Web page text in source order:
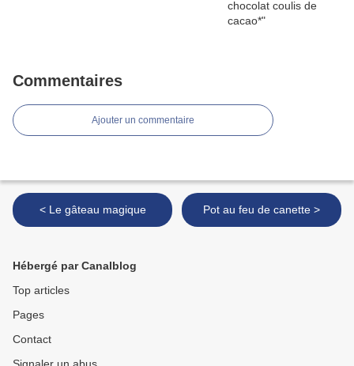
Commentaires
Ajouter un commentaire
< Le gâteau magique Pot au feu de canette >
Hébergé par Canalblog
Top articles
Pages
Contact